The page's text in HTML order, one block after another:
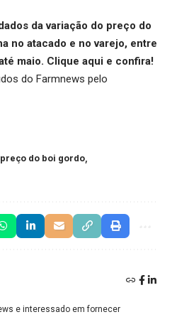
da variação do preço do
no atacado e no varejo, entre
maio. Clique aqui e confira!
do Farmnews pelo
preço do boi gordo
e interessado em fornecer